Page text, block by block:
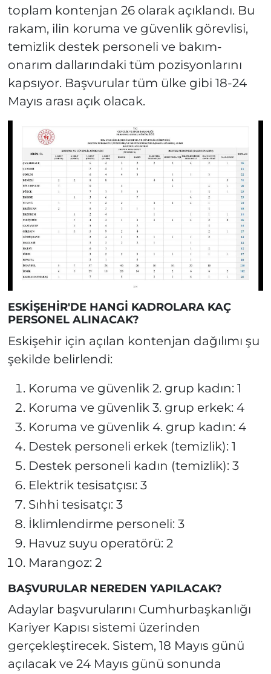
toplam kontenjan 26 olarak açıklandı. Bu
rakam, ilin koruma ve güvenlik görevlisi,
temizlik destek personeli ve bakım-
onarım dallarındaki tüm pozisyonlarını
kapsıyor. Başvurular tüm ülke gibi 18-24
Mayıs arası açık olacak.
ESKİŞEHİR'DE HANGİ KADROLARA KAÇ
PERSONEL ALINACAK?
Eskişehir için açılan kontenjan dağılımı şu
şekilde belirlendi:
Koruma ve güvenlik 2. grup kadın: 1
Koruma ve güvenlik 3. grup erkek: 4
Koruma ve güvenlik 4. grup kadın: 4
Destek personeli erkek (temizlik): 1
Destek personeli kadın (temizlik): 3
Elektrik tesisatçısı: 3
Sıhhi tesisatçı: 3
İklimlendirme personeli: 3
Havuz suyu operatörü: 2
Marangoz: 2
BAŞVURULAR NEREDEN YAPILACAK?
Adaylar başvurularını Cumhurbaşkanlığı
Kariyer Kapısı sistemi üzerinden
gerçekleştirecek. Sistem, 18 Mayıs günü
açılacak ve 24 Mayıs günü sonunda